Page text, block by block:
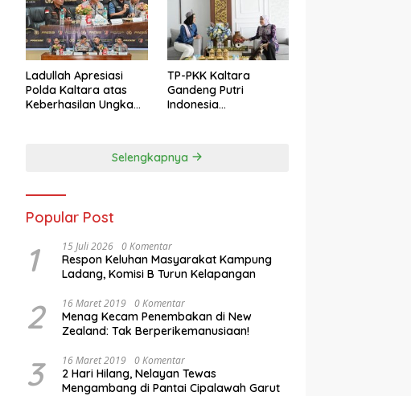
Ladullah Apresiasi
Polda Kaltara atas
Keberhasilan Ungkap
TP-PKK Kaltara
Gandeng Putri
Indonesia
Kancah Dunia
Selengkapnya
Popular Post
1 15 Juli 2026 0 Komentar
Respon Keluhan Masyarakat Kampung
Ladang, Komisi B Turun Kelapangan
2 16 Maret 2019 0 Komentar
Menag Kecam Penembakan di New
Zealand: Tak Berperikemanusiaan!
3 16 Maret 2019 0 Komentar
2 Hari Hilang, Nelayan Tewas
Mengambang di Pantai Cipalawah Garut